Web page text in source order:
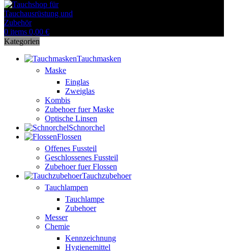
0 items 0,00 €
Kategorien
Tauchmasken
Maske
Einglas
Zweiglas
Kombis
Zubehoer fuer Maske
Optische Linsen
Schnorchel
Flossen
Offenes Fussteil
Geschlossenes Fussteil
Zubehoer fuer Flossen
Tauchzubehoer
Tauchlampen
Tauchlampe
Zubehoer
Messer
Chemie
Kennzeichnung
Hygienemittel